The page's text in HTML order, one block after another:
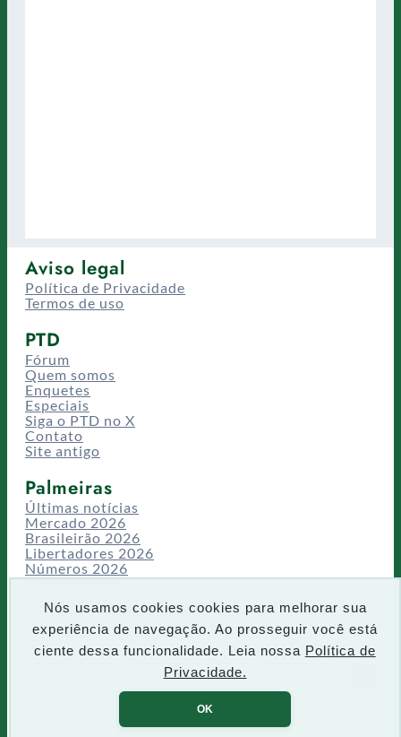
Nós usamos cookies cookies para melhorar sua
experiência de navegação. Ao prosseguir você está
ciente dessa funcionalidade. Leia nossa Política de
Privacidade.
OK
Aviso legal
Política de Privacidade
Termos de uso
PTD
Fórum
Quem somos
Enquetes
Especiais
Siga o PTD no X
Contato
Site antigo
Palmeiras
Últimas notícias
Mercado 2026
Brasileirão 2026
Libertadores 2026
Números 2026
Campeonatos
Temporadas
CT/Centro de Excelência
Busca
P
q
u